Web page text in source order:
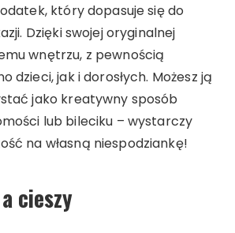
który dopasuje się do
Dzięki swojej oryginalnej
wnętrzu, z pewnością
dzieci, jak i dorosłych. Możesz ją
jako kreatywny sposób
lub bileciku – wystarczy
na własną niespodziankę!
cieszy